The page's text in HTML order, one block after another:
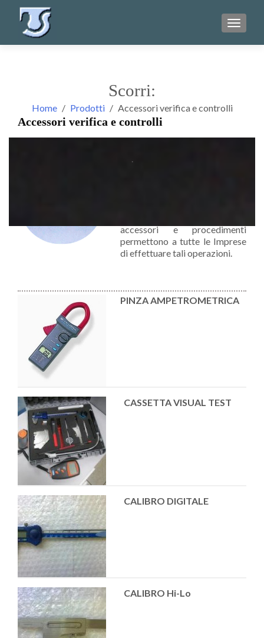
Scorri:
Home Prodotti Accessori verifica e controlli
Accessori verifica e controlli
.
accessori e procedimenti
permettono a tutte le Imprese
di effettuare tali operazioni.
PINZA AMPETROMETRICA
CASSETTA VISUAL TEST
CALIBRO DIGITALE
CALIBRO Hi-Lo